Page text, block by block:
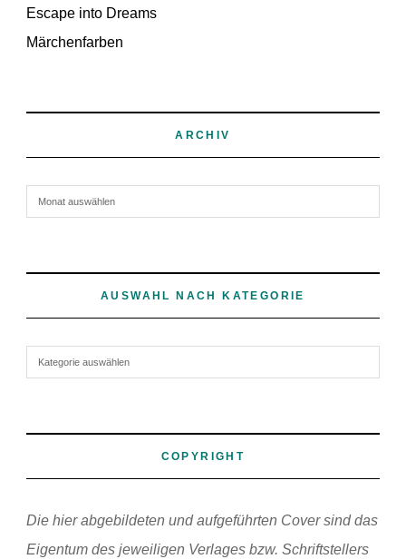
Escape into Dreams
Märchenfarben
ARCHIV
AUSWAHL NACH KATEGORIE
COPYRIGHT
Die hier abgebildeten und aufgeführten Cover sind das
Eigentum des jeweiligen Verlages bzw. Schriftstellers